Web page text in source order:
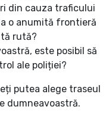
din cauza traficului
o anumită frontieră
rută?
este posibil să
ale poliției?
putea alege traseul
dumneavoastră.